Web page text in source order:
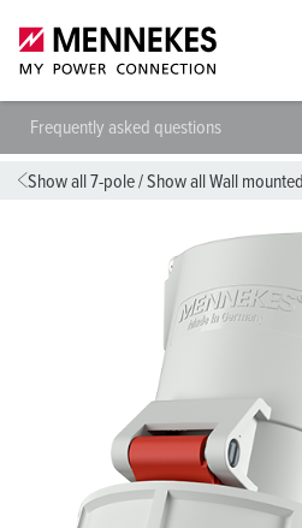
Frequently asked questions
Show all 7-pole/Show all Wall